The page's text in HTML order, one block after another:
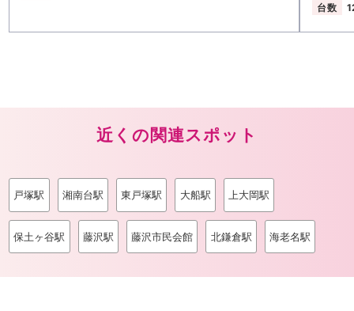
台数
近くの関連スポット
戸塚駅 湘南台駅 東戸塚駅 大船駅 上大岡駅
保土ヶ谷駅 藤沢駅 藤沢市民会館 北鎌倉駅 海老名駅